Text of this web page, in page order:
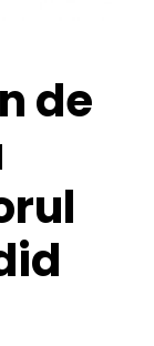
de